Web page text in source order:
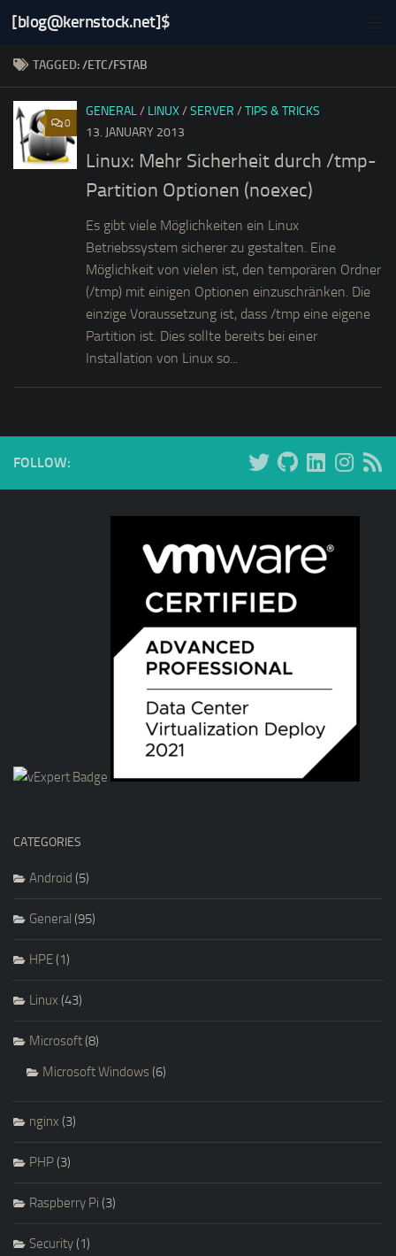
Skip to content
[blog@kernstock.net]$
TAGGED:/ETC/FSTAB
0
GENERAL/ LINUX/ SERVER / TIPS & TRICKS
13. JANUARY 2013
Linux: Mehr Sicherheit durch /tmp-
Partition Optionen (noexec)
Es gibt viele Möglichkeiten ein Linux
Betriebssystem sicherer zu gestalten. Eine
Möglichkeit von vielen ist, den temporären Ordner
(/tmp) mit einigen Optionen einzuschränken. Die
einzige Voraussetzung ist, dass /tmp eine eigene
Partition ist. Dies sollte bereits bei einer
Installation von Linux so...
FOLLOW:
CATEGORIES
Android (5)
General (95)
HPE(1)
Linux (43)
Microsoft(8)
Microsoft Windows(6)
nginx (3)
PHP(3)
Raspberry Pi (3)
Security(1)